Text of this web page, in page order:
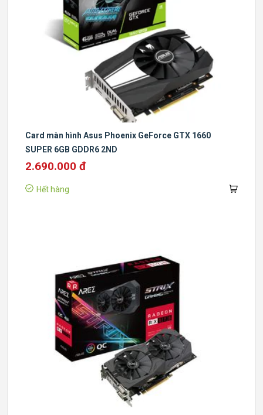
Card màn hình Asus Phoenix GeForce GTX 1660
SUPER 6GB GDDR6 2ND
2.690.000 đ
Hết hàng